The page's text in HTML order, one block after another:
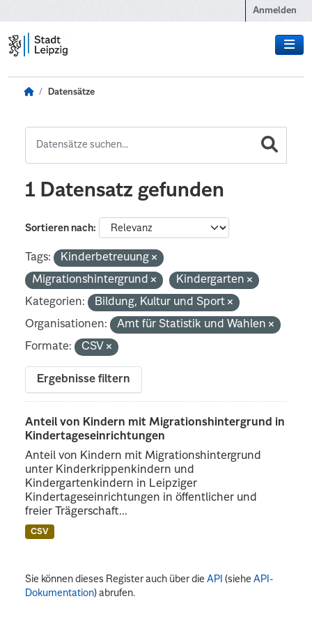
Anmelden
Datensätze
1 Datensatz gefunden
Sortieren nach
Tags:
Kinderbetreuung
Migrationshintergrund
Kindergarten
Kategorien:
Bildung, Kultur und Sport
Organisationen:
Amt für Statistik und Wahlen
Formate:
CSV
Ergebnisse filtern
Anteil von Kindern mit Migrationshintergrund in
Kindertageseinrichtungen
Anteil von Kindern mit Migrationshintergrund
unter Kinderkrippenkindern und
Kindergartenkindern in Leipziger
Kindertageseinrichtungen in öffentlicher und
freier Trägerschaft...
CSV
Sie können dieses Register auch über dieAPI (sieheAPI-
Dokumentation) abrufen.